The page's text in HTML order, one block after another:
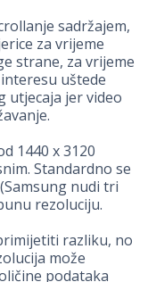
sadržajem,
za vrijeme
strane, za vrijeme
uštede
utjecaja jer video
1440 x 3120
Standardno se
nudi tri
rezoluciju.
razliku, no
može
podataka